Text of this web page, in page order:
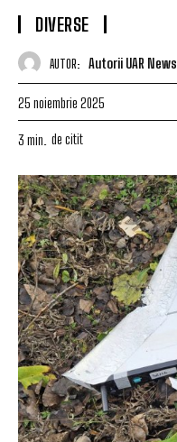
DIVERSE
AUTOR: Autorii UAR News
25 noiembrie 2025
3 min. de citit